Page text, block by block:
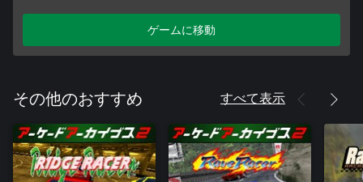
ゲームに移動
その他のおすすめ すべて表示